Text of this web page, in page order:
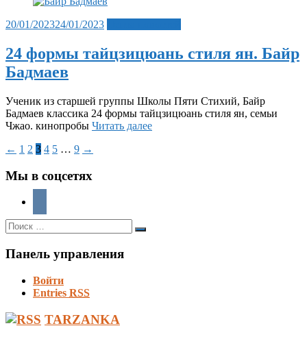
Posted
20/01/202324/01/2023
24 формы тайцзицюань стиля ян. Байр
Бадмаев
Ученик из старшей группы Школы Пяти Стихий, Байр
Бадмаев классика 24 формы тайцзицюань стиля ян, семьи
Чжао. кинопробы Читать далее
Пагинация
записей
← 1 2 3 4 5 … 9 →
Мы в соцсетях
Поиск:
Поиск
Панель управления
Войти
Entries RSS
TARZANKA